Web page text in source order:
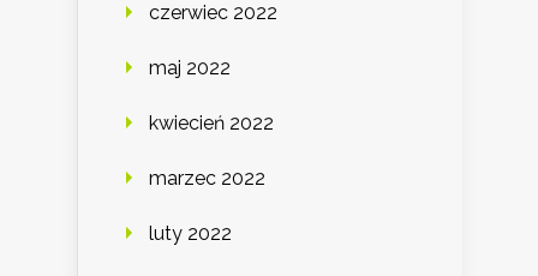
czerwiec 2022
maj 2022
kwiecień 2022
marzec 2022
luty 2022